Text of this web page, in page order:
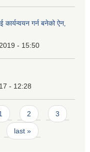
गर्न बनेको ऐन‚
- 15:50
- 12:28
2 3
last »